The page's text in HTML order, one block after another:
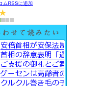
ムRSSに追加